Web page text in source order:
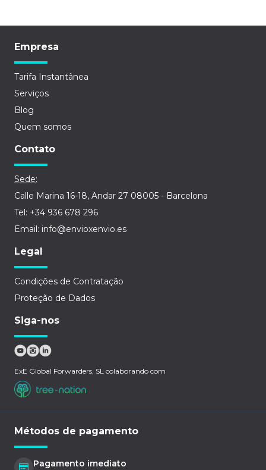
Empresa
Tarifa Instantânea
Serviços
Blog
Quem somos
Contato
Sede:
Calle Marina 16-18, Andar 27 08005 - Barcelona
Tel: +34 936 678 296
Email: info@envioxenvio.es
Legal
Condições de Contratação
Proteção de Dados
Siga-nos
ExE Global Forwarders, SL colaborando com
Métodos de pagamento
Pagamento imediato